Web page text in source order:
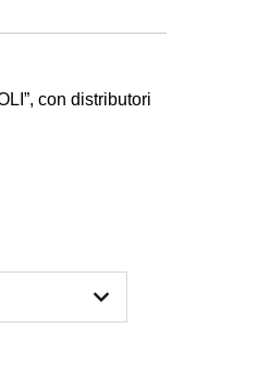
con distributori